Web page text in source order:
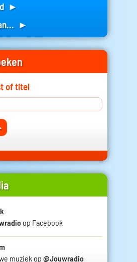
►
►
of titel
op Facebook
muziek op @Jouwradio